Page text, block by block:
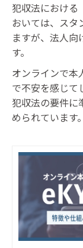
犯収法における
おいては、スタ
ますが、法人
す。
オンラインで本
で不安を感じて
犯収法の要件に
められています。